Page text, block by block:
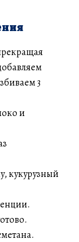
3
и
кукурузный